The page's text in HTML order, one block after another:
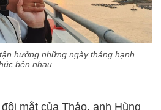
hưởng những ngày tháng hạnh
bên nhau.
mắt của Thảo, anh Hùng